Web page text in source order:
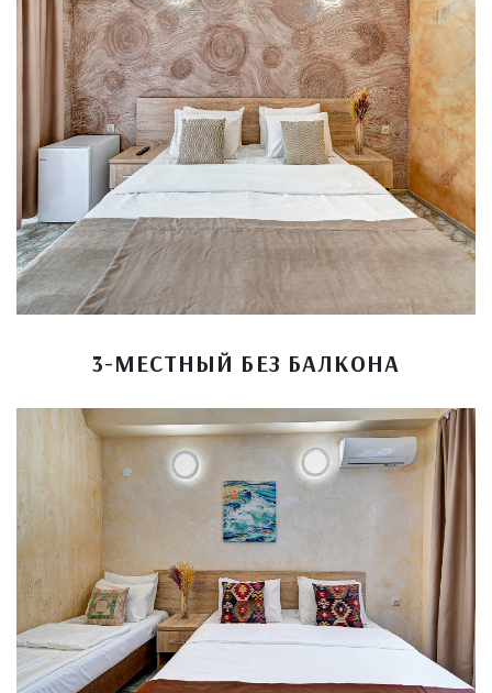
3-МЕСТНЫЙ БЕЗ БАЛКОНА